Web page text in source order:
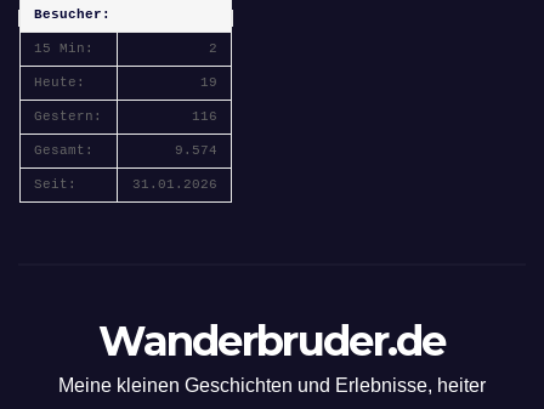
Besucher:
15 Min: 2
Heute: 19
Gestern: 116
Gesamt: 9.574
Seit: 31.01.2026
Wanderbruder.de
Meine kleinen Geschichten und Erlebnisse, heiter